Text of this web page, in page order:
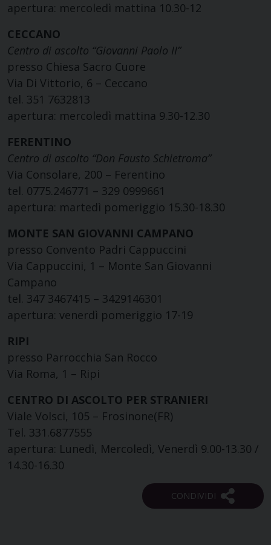
apertura: mercoledì mattina 10.30-12
CECCANO
Centro di ascolto “Giovanni Paolo II”
presso Chiesa Sacro Cuore
Via Di Vittorio, 6 – Ceccano
tel. 351 7632813
apertura: mercoledì mattina 9.30-12.30
FERENTINO
Centro di ascolto “Don Fausto Schietroma”
Via Consolare, 200 – Ferentino
tel. 0775.246771 – 329 0999661
apertura: martedì pomeriggio 15.30-18.30
MONTE SAN GIOVANNI CAMPANO
presso Convento Padri Cappuccini
Via Cappuccini, 1 – Monte San Giovanni
Campano
tel. 347 3467415 – 3429146301
apertura: venerdì pomeriggio 17-19
RIPI
presso Parrocchia San Rocco
Via Roma, 1 – Ripi
CENTRO DI ASCOLTO PER STRANIERI
Viale Volsci, 105 – Frosinone(FR)
Tel. 331.6877555
apertura: Lunedì, Mercoledì, Venerdì 9.00-13.30 /
14.30-16.30